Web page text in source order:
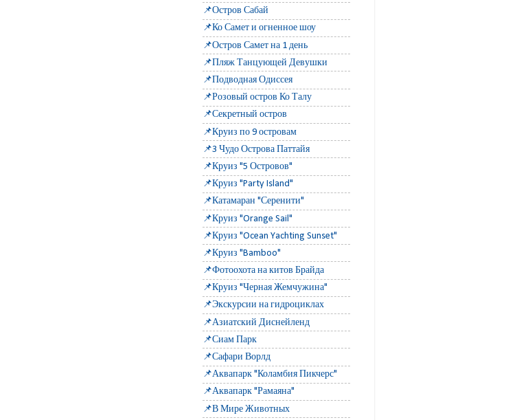
📌Остров Сабай
📌Ко Самет и огненное шоу
📌Остров Самет на 1 день
📌Пляж Танцующей Девушки
📌Подводная Одиссея
📌Розовый остров Ко Талу
📌Секретный остров
📌Круиз по 9 островам
📌3 Чудо Острова Паттайя
📌Круиз "5 Островов"
📌Круиз "Party Island"
📌Катамаран "Серенити"
📌Круиз "Orange Sail"
📌Круиз "Ocean Yachting Sunset"
📌Круиз "Bamboo"
📌Фотоохота на китов Брайда
📌Круиз "Черная Жемчужина"
📌Экскурсии на гидроциклах
📌Азиатский Диснейленд
📌Сиам Парк
📌Сафари Ворлд
📌Аквапарк "Коламбия Пикчерс"
📌Аквапарк "Рамаяна"
📌В Мире Животных